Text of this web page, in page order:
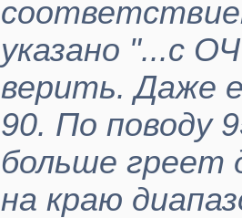
указано "...с
верить. Даже
90. По поводу
больше греет
на краю